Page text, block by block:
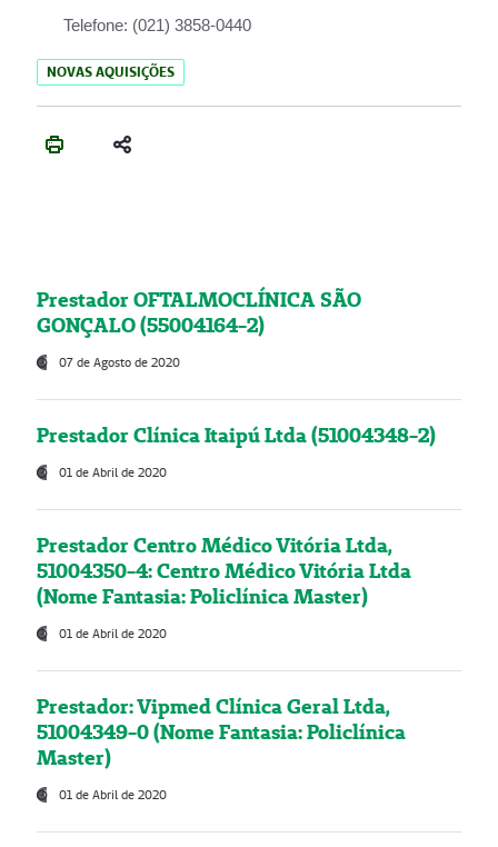
Telefone: (021) 3858-0440
NOVAS AQUISIÇÕES
Prestador OFTALMOCLÍNICA SÃO
GONÇALO (55004164-2)
07 de Agosto de 2020
Prestador Clínica Itaipú Ltda (51004348-2)
01 de Abril de 2020
Prestador Centro Médico Vitória Ltda,
51004350-4: Centro Médico Vitória Ltda
(Nome Fantasia: Policlínica Master)
01 de Abril de 2020
Prestador: Vipmed Clínica Geral Ltda,
51004349-0 (Nome Fantasia: Policlínica
Master)
01 de Abril de 2020